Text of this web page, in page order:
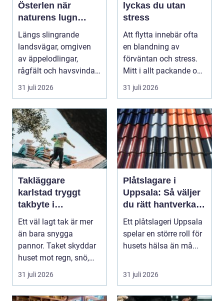
Österlen när
naturens lugn
möter kreativt
hantverk
Längs slingrande
landsvägar, omgiven
av äppelodlingar,
rågfält och havsvindar,
har
blomsterhantverke...
31 juli 2026
lyckas du utan
stress
Att flytta innebär ofta
en blandning av
förväntan och stress.
Mitt i allt packande och
planerande dy...
31 juli 2026
Takläggare
karlstad tryggt
takbyte i
värmländskt klimat
Ett väl lagt tak är mer
än bara snygga
pannor. Taket skyddar
huset mot regn, snö,
blåst och stark vå...
31 juli 2026
Plåtslagare i
Uppsala: Så väljer
du rätt hantverkare
för tak och fasad
Ett plåtslageri Uppsala
spelar en större roll för
husets hälsa än må...
31 juli 2026